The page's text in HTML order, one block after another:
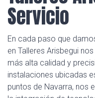
Servicio
En cada paso que
en Talleres Arisbegui
más alta calidad y
instalaciones ubicadas
puntos de Navarra, nos